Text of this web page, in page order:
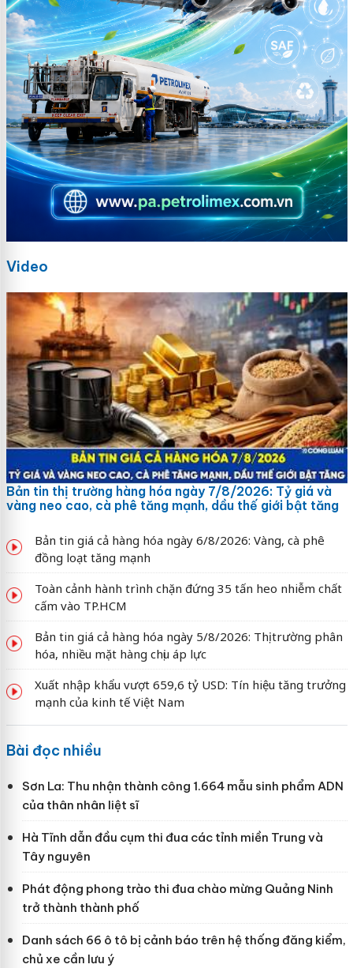
Video
Bản tin thị trường hàng hóa ngày 7/8/2026: Tỷ giá và
vàng neo cao, cà phê tăng mạnh, dầu thế giới bật tăng
Bản tin giá cả hàng hóa ngày 6/8/2026: Vàng, cà phê
đồng loạt tăng mạnh
Toàn cảnh hành trình chặn đứng 35 tấn heo nhiễm chất
cấm vào TP.HCM
Bản tin giá cả hàng hóa ngày 5/8/2026: Thị trường phân
hóa, nhiều mặt hàng chịu áp lực
Xuất nhập khẩu vượt 659,6 tỷ USD: Tín hiệu tăng trưởng
mạnh của kinh tế Việt Nam
Bài đọc nhiều
Sơn La: Thu nhận thành công 1.664 mẫu sinh phẩm ADN
của thân nhân liệt sĩ
Hà Tĩnh dẫn đầu cụm thi đua các tỉnh miền Trung và
Tây nguyên
Phát động phong trào thi đua chào mừng Quảng Ninh
trở thành thành phố
Danh sách 66 ô tô bị cảnh báo trên hệ thống đăng kiểm,
chủ xe cần lưu ý